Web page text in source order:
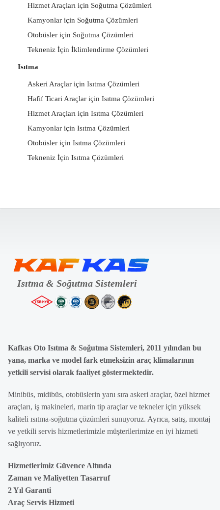
Hizmet Araçları için Soğutma Çözümleri
Kamyonlar için Soğutma Çözümleri
Otobüsler için Soğutma Çözümleri
Tekneniz İçin İklimlendirme Çözümleri
Isıtma
Askeri Araçlar için Isıtma Çözümleri
Hafif Ticari Araçlar için Isıtma Çözümleri
Hizmet Araçları için Isıtma Çözümleri
Kamyonlar için Isıtma Çözümleri
Otobüsler için Isıtma Çözümleri
Tekneniz İçin Isıtma Çözümleri
Kafkas Oto Isıtma & Soğutma Sistemleri, 2011 yılından bu
yana, marka ve model fark etmeksizin araç klimalarının
yetkili servisi olarak faaliyet göstermektedir.
Minibüs, midibüs, otobüslerin yanı sıra askeri araçlar, özel hizmet
araçları, iş makineleri, marin tip araçlar ve tekneler için yüksek
kaliteli ısıtma-soğutma çözümleri sunuyoruz. Ayrıca, satış, montaj
ve yetkili servis hizmetlerimizle müşterilerimize en iyi hizmeti
sağlıyoruz.
Hizmetlerimiz Güvence Altında
Zaman ve Maliyetten Tasarruf
2 Yıl Garanti
Araç Servis Hizmeti